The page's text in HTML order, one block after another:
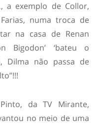
a exemplo de Collor,
numa troca de
na casa de Renan
Bigodon’ ‘bateu o
Dilma não passa de
da TV Mirante,
no meio de uma